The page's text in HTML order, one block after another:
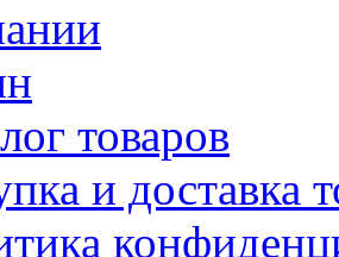
товаров
и доставка